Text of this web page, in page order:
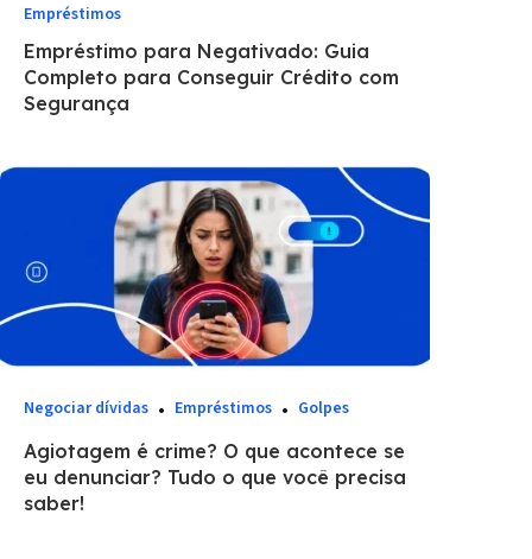
Empréstimos
Empréstimo para Negativado: Guia
Completo para Conseguir Crédito com
Segurança
Negociar dívidas Empréstimos
Golpes
Agiotagem é crime? O que acontece se
eu denunciar? Tudo o que você precisa
saber!